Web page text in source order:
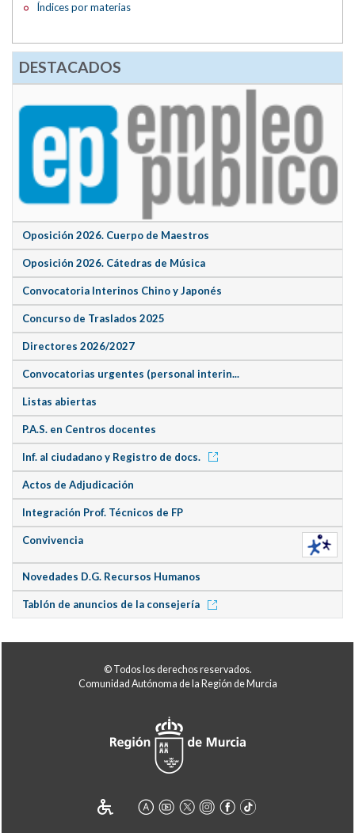
Índices por materias
DESTACADOS
Oposición 2026. Cuerpo de Maestros
Oposición 2026. Cátedras de Música
Convocatoria Interinos Chino y Japonés
Concurso de Traslados 2025
Directores 2026/2027
Convocatorias urgentes (personal interin...
Listas abiertas
P.A.S. en Centros docentes
Inf. al ciudadano y Registro de docs.
Actos de Adjudicación
Integración Prof. Técnicos de FP
Convivencia
Novedades D.G. Recursos Humanos
Tablón de anuncios de la consejería
© Todos los derechos reservados.
Comunidad Autónoma de la Región de Murcia